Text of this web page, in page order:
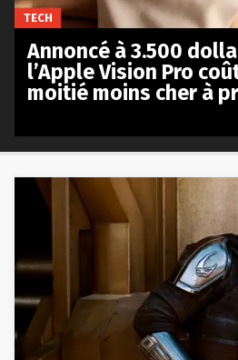
TECH
Annoncé à 3.500
l’Apple Vision Pro
moitié moins cher à